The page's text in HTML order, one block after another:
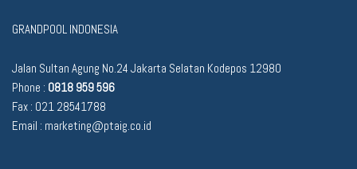
GRANDPOOL INDONESIA
Jalan Sultan Agung No.24 Jakarta Selatan Kodepos 12980
Phone : 0818 959 596
Fax : 021 28541788
Email : marketing@ptaig.co.id